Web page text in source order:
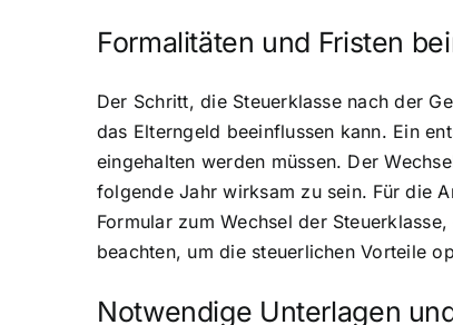
Formalitäten und Fristen
Der Schritt, die Steuerklasse nach der
das Elterngeld beeinflussen kann. Ein
eingehalten werden müssen. Der
folgende Jahr wirksam zu sein. Für die
Formular zum Wechsel der
beachten, um die steuerlichen Vorteile
Notwendige Unterlagen